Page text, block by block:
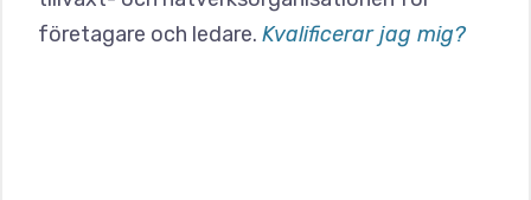
företagare och ledare. Kvalificerar jag mig?